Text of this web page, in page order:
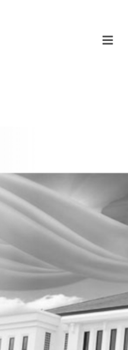
ลตำบล
ระกวดราคา
งการพัฒนา
บริเวณรอบ
สรณ์สมเด็จ